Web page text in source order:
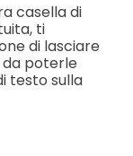
casella di
ti
di lasciare
poterle
testo sulla